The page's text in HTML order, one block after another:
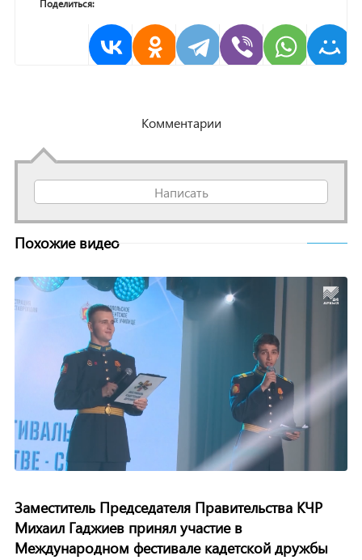
Поделиться:
Комментарии
Написать
Похожие видео
Заместитель Председателя Правительства КЧР
Михаил Гаджиев принял участие в
Международном фестивале кадетской дружбы